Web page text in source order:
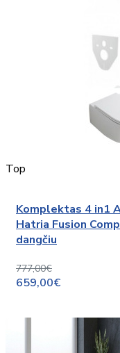
Top
Komplektas 4 in1
Hatria Fusion
dangčiu
777,00€
659,00€